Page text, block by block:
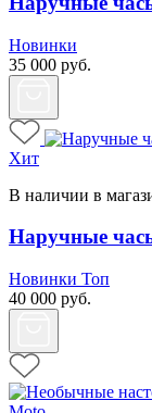
Новинки
35 000 руб.
Хит
В наличии в
Наручные
Новинки Топ
40 000 руб.